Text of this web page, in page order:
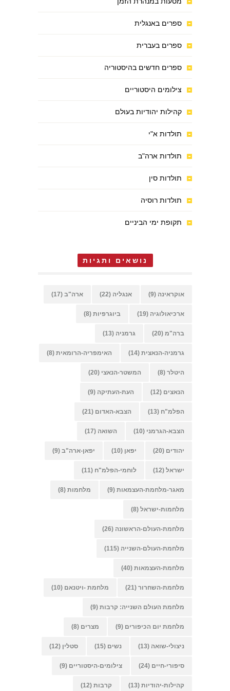
ספרים באנגלית
ספרים בעברית
ספרים חדשים בהיסטוריה
צילומים היסטוריים
קהילות יהודיות בעולם
תולדות א"י
תולדות ארה"ב
תולדות סין
תולדות רוסיה
תקופת ימי הביניים
נושאים ותגיות
אוקראינה (9) אנגליה (22) ארה"ב (17)
ארכיאולוגיה (19) ביוגרפיות (8)
ברה"מ (20) גרמניה (13)
גרמניה-הנאצית (14) האימפריה-הרומאית (8)
היטלר (8) המשטר-הנאצי (20)
הנאצים (12) העת-העתיקה (9)
הפלמ"ח (13) הצבא-האדום (21)
הצבא-הגרמני (10) השואה (17)
יהודים (20) יפאן (10) יפאן-ארה"ב (9)
ישראל (12) לוחמי-הפלמ"ח (11)
מאגר-מלחמת-העצמאות (9) מלחמות (8)
מלחמות-ישראל (8)
מלחמת-העולם-הראשונה (26)
מלחמת-העולם-השנייה (115)
מלחמת-העצמאות (40)
מלחמת-השחרור (21) מלחמת -ויטנאם (10)
מלחמת העולם השנייה: קרבות (9)
מלחמת יום הכיפורים (9) מצרים (8)
ניצולי-שואה (13) נשים (15) סטלין (12)
סיפורי-חיים (24) צילומים-היסטוריים (9)
קהילות-יהודיות (13) קרבות (12)